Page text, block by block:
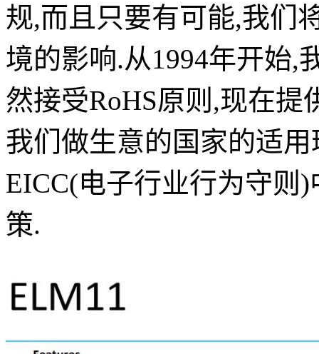
规,而且只要有可能,我们
境的影响.从1994年开始,
然接受RoHS原则,现在
我们做生意的国家的适
EICC(电子行业行为守则
策.